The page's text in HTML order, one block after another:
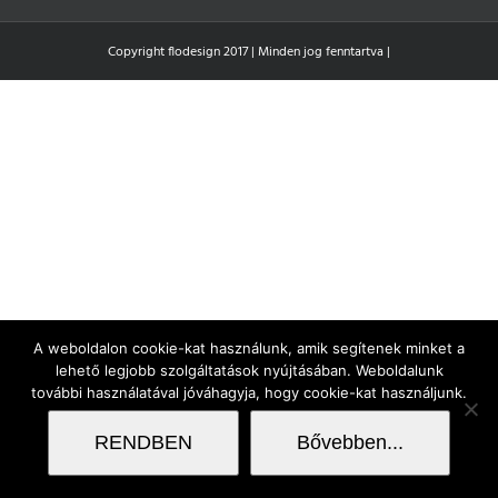
Copyright flodesign 2017 | Minden jog fenntartva |
A weboldalon cookie-kat használunk, amik segítenek minket a
lehető legjobb szolgáltatások nyújtásában. Weboldalunk
további használatával jóváhagyja, hogy cookie-kat használjunk.
RENDBEN Bővebben...